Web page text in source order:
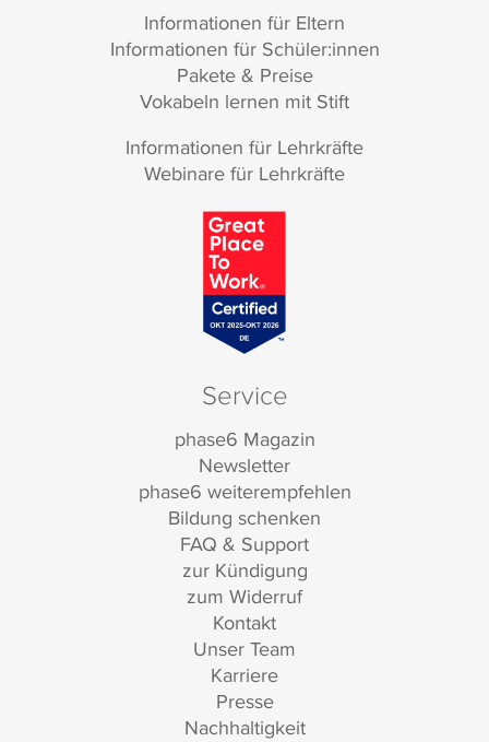
Informationen für Eltern
Informationen für Schüler:innen
Pakete & Preise
Vokabeln lernen mit Stift
Informationen für Lehrkräfte
Webinare für Lehrkräfte
Service
phase6 Magazin
Newsletter
phase6 weiterempfehlen
Bildung schenken
FAQ & Support
zur Kündigung
zum Widerruf
Kontakt
Unser Team
Karriere
Presse
Nachhaltigkeit